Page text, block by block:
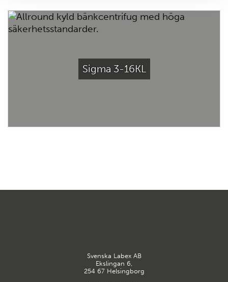
Sigma 3-16KL
Svenska Labex AB
Ekslingan 6,
254 67 Helsingborg